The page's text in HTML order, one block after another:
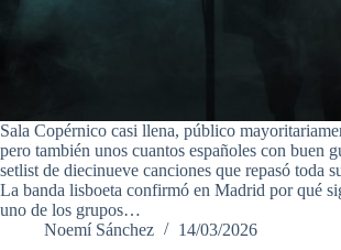
Sala Copérnico casi llena, público
pero también unos cuantos españoles con buen
setlist de diecinueve canciones que repasó toda
La banda lisboeta confirmó en Madrid por qué
uno de los grupos…
Noemí Sánchez
14/03/2026